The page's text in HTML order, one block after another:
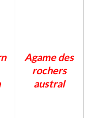
Agame des
rochers
austral